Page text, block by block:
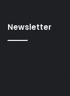
Newsletter